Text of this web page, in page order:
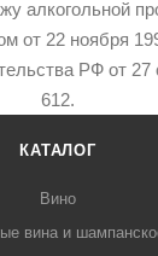
алкогольной
от 22 ноября
РФ от 27
612.
КАТАЛОГ
Вино
вина и